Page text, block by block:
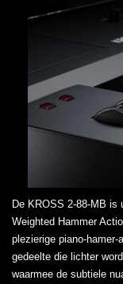
De KROSS 2-88-MB is
Weighted Hammer
plezierige piano-
gedeelte die lichter
waarmee de subtiele